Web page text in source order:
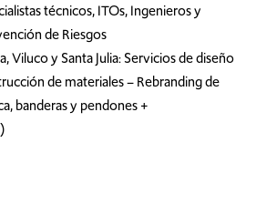
técnicos, ITOs, Ingenieros y
de Riesgos
Viluco y Santa Julia: Servicios de diseño
de materiales – Rebranding de
banderas y pendones +